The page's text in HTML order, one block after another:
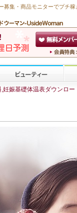
募集・商品モニターでプチ稼
娠基礎体温表ダウンロ